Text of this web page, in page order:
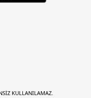
KULLANILAMAZ.